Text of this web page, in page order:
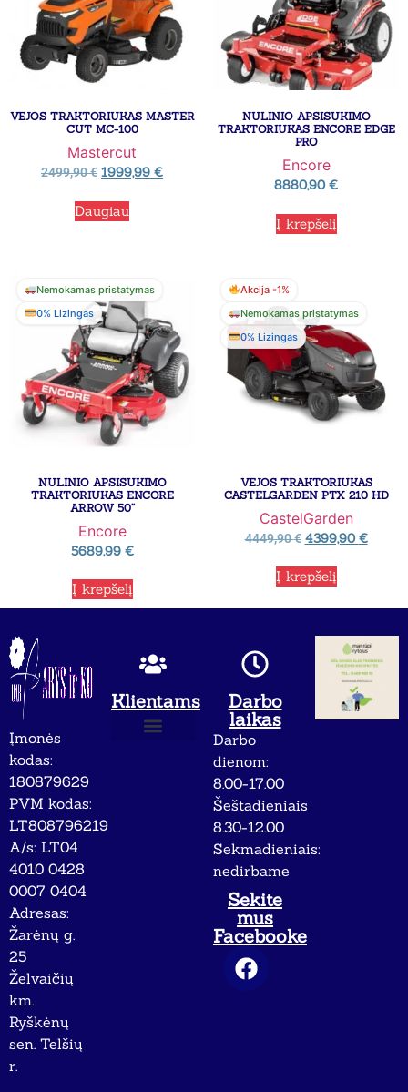
VEJOS TRAKTORIUKAS MASTER
CUT MC-100
Mastercut
2499,90€ 1999,99 €
Daugiau
NULINIO APSISUKIMO
TRAKTORIUKAS ENCORE EDGE
PRO
Encore
8880,90€
Į krepšelį
Nemokamas pristatymas
0% Lizingas
NULINIO APSISUKIMO
TRAKTORIUKAS ENCORE
ARROW 50”
Encore
5689,99 €
Į krepšelį
Akcija -1%
Nemokamas pristatymas
0% Lizingas
VEJOS TRAKTORIUKAS
CASTELGARDEN PTX 210 HD
CastelGarden
4449,90€ 4399,90€
Į krepšelį
Įmonės
kodas:
180879629
PVM kodas:
LT808796219
A/s: LT04
4010 0428
0007 0404
Adresas:
Žarėnų g.
25
Želvaičių
km.
Ryškėnų
sen. Telšių
r.
Klientams
Darbo
laikas
Darbo
dienom:
8.00-17.00
Šeštadieniais
8.30-12.00
Sekmadieniais:
nedirbame
Sekite
mus
Facebooke